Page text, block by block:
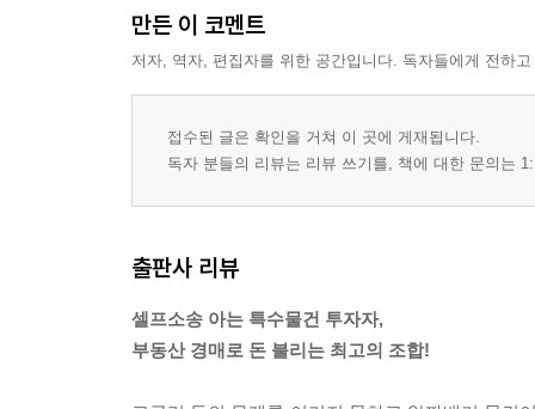
Intro _ 셀프소송 한다는 것의 가치
낙찰 후 잔금납부하는 방법
공유물분할청구소송 소장 작성하고 접수하기
공유물분할청구소송 시 소가 계산하기
7장 셀프로 신청하는 부당이득반환청구소송
건물철거소송과 부당이득반환청구소송 동시에 접
건물철거소송과 부당이득반환청구소송 시 소가 계
만든 이 코멘트
저자, 역자, 편집자를 위한 공간입니다. 독자들에게 전하
접수된 글은 확인을 거쳐 이 곳에 게재됩니다.
독자 분들의 리뷰는 리뷰 쓰기를, 책에 대한 문의는
출판사 리뷰
셀프소송 아는 특수물건 투자자,
부동산 경매로 돈 불리는 최고의 조합!